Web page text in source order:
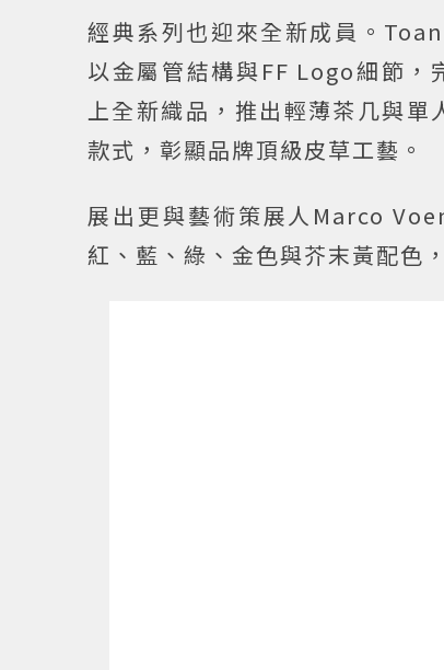
經典系列也迎來全新成員。
以金屬管結構與FF Logo細節
上全新織品，推出輕薄茶几與
款式，彰顯品牌頂級皮草工藝。
展出更與藝術策展人Marco
紅、藍、綠、金色與芥末黃配色